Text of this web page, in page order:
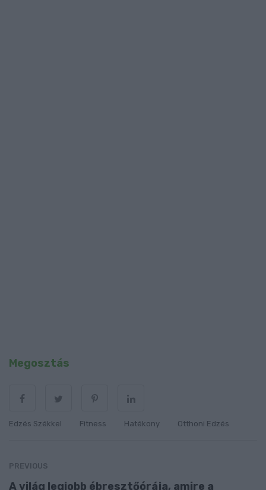
Megosztás
Edzés Székkel Fitness Hatékony Otthoni Edzés
PREVIOUS
A világ legjobb ébresztőórája, amire a